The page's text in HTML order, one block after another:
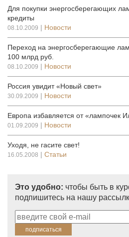
Для покупки энергосберегающих
кредиты
08.10.2009 | Новости
Переход на энергосберегающие
100 млрд руб.
08.10.2009 | Новости
Россия увидит «Новый свет»
30.09.2009 | Новости
Европа избавляется от «лампочек
01.09.2009 | Новости
Уходя, не гасите свет!
16.05.2008 | Статьи
Это удобно: чтобы быть в
подпишитесь на нашу